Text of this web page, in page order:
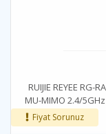
RUIJIE REYEE RG-
MU-MIMO 2.4/5GHz
Fiyat Sorunuz